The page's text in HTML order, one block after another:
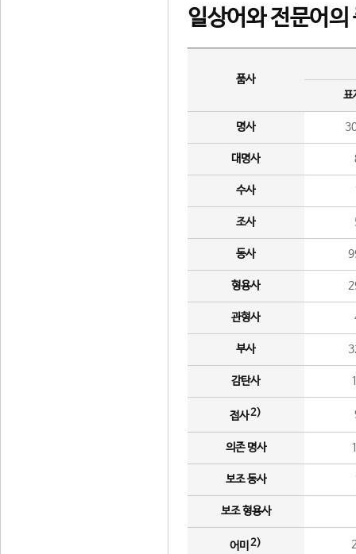
일상어와 전문어의
품사
표
명사
대명사
수사
조사
동사
형용사
관형사
부사
감탄사
접사2)
의존 명사
보조 동사
보조 형용사
어미 2)